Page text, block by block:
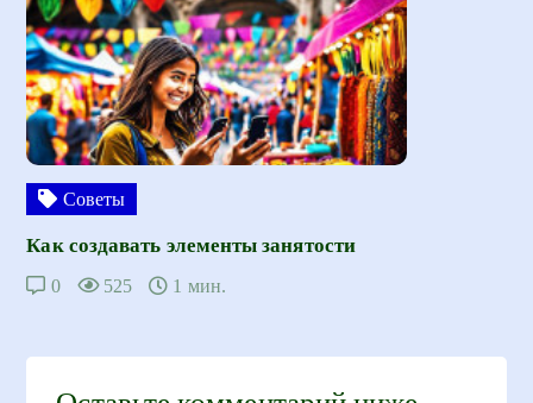
Советы
Как создавать элементы занятости
0 525 1 мин.